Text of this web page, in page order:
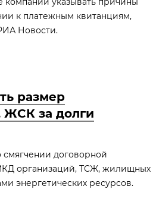
к платежным квитанциям,
Новости.
размер
ЖСК за долги
смягчении договорной
организаций, ТСЖ, жилищных
энергетических ресурсов.